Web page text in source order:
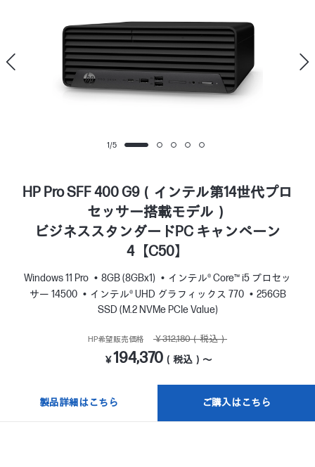
1/5
HP Pro SFF 400 G9（インテル第14世代プロ
セッサー搭載モデル）
ビジネススタンダードPC キャンペーン
4【C50】
Windows 11 Pro 8GB (8GBx1)
インテル® Core™ i5 プロセッ
サー 14500
インテル® UHD グラフィックス 770
256GB
SSD (M.2 NVMe PCIe Value)
HP希望販売価格 ￥312,180（税込）
￥194,370（税込）～
製品詳細はこちら ご購入はこちら